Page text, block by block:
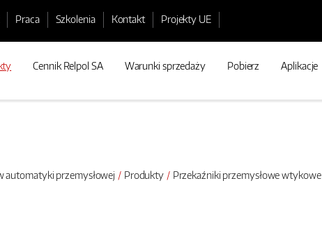
Praca Szkolenia Kontakt Projekty UE
Cennik Relpol SA Warunki sprzedaży Pobierz Aplikacje
przemysłowej Produkty Przekaźniki przemysłowe wtykowe